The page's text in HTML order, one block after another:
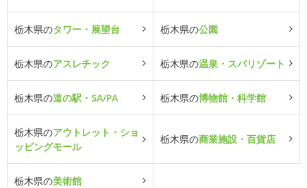
栃木県のタワー・展望台 栃木県の公園
栃木県のアスレチック 栃木県の温泉・スパリゾート
栃木県の道の駅・SA/PA 栃木県の博物館・科学館
栃木県のアウトレット・ショ
ッピングモール
栃木県の商業施設・百貨店
栃木県の美術館